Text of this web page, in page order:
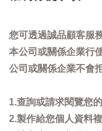
您可透過誠品顧客服
本公司或關係企業行
公司或關係企業不會
1.查詢或請求閱覽您
2.製作給您個人資料複